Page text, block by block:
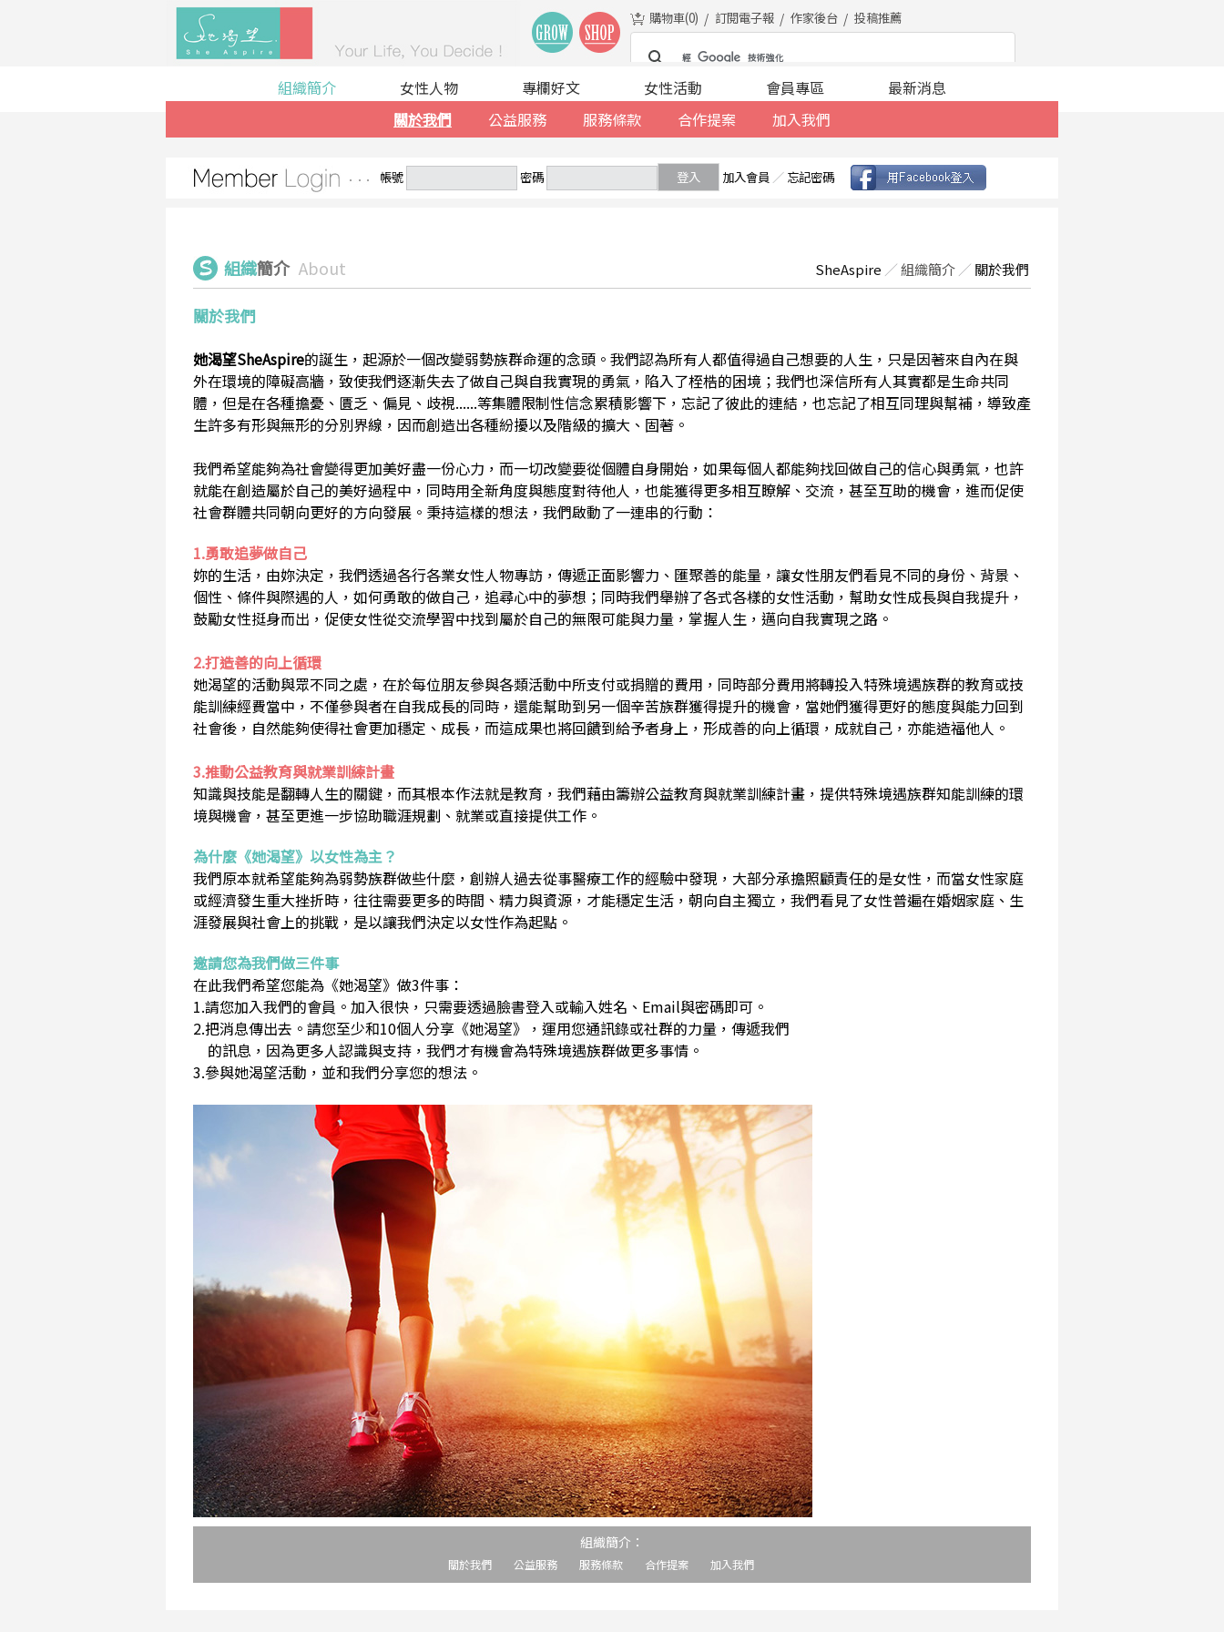
購物車(0) 訂閱電子報 作家後台 投稿推薦
組織簡介
關於我們
公益服務 服務條款 合作提案 加入我們
女性人物 專欄好文 女性活動 會員專區 最新消息
帳號 密碼 登入 加入會員 ／ 忘記密碼
組織簡介 About SheAspire ／組織簡介 ／ 關於我們
關於我們
她渴望SheAspire的誕生，起源於一個改變弱勢族群命運的念頭。我們認為所有人都值得過自己想要的人生，只是因著來自內在與
外在環境的障礙高牆，致使我們逐漸失去了做自己與自我實現的勇氣，陷入了桎梏的困境；我們也深信所有人其實都是生命共同
體，但是在各種擔憂、匱乏、偏見、歧視......等集體限制性信念累積影響下，忘記了彼此的連結，也忘記了相互同理與幫補，導致產
生許多有形與無形的分別界線，因而創造出各種紛擾以及階級的擴大、固著。
我們希望能夠為社會變得更加美好盡一份心力，而一切改變要從個體自身開始，如果每個人都能夠找回做自己的信心與勇氣，也許
就能在創造屬於自己的美好過程中，同時用全新角度與態度對待他人，也能獲得更多相互瞭解、交流，甚至互助的機會，進而促使
社會群體共同朝向更好的方向發展。秉持這樣的想法，我們啟動了一連串的行動：
1.勇敢追夢做自己
妳的生活，由妳決定，我們透過各行各業女性人物專訪，傳遞正面影響力、匯聚善的能量，讓女性朋友們看見不同的身份、背景、
個性、條件與際遇的人，如何勇敢的做自己，追尋心中的夢想；同時我們舉辦了各式各樣的女性活動，幫助女性成長與自我提升，
鼓勵女性挺身而出，促使女性從交流學習中找到屬於自己的無限可能與力量，掌握人生，邁向自我實現之路。
2.打造善的向上循環
她渴望的活動與眾不同之處，在於每位朋友參與各類活動中所支付或捐贈的費用，同時部分費用將轉投入特殊境遇族群的教育或技
能訓練經費當中，不僅參與者在自我成長的同時，還能幫助到另一個辛苦族群獲得提升的機會，當她們獲得更好的態度與能力回到
社會後，自然能夠使得社會更加穩定、成長，而這成果也將回饋到給予者身上，形成善的向上循環，成就自己，亦能造福他人。
3.推動公益教育與就業訓練計畫
知識與技能是翻轉人生的關鍵，而其根本作法就是教育，我們藉由籌辦公益教育與就業訓練計畫，提供特殊境遇族群知能訓練的環
境與機會，甚至更進一步協助職涯規劃、就業或直接提供工作。
為什麼《她渴望》以女性為主？
我們原本就希望能夠為弱勢族群做些什麼，創辦人過去從事醫療工作的經驗中發現，大部分承擔照顧責任的是女性，而當女性家庭
或經濟發生重大挫折時，往往需要更多的時間、精力與資源，才能穩定生活，朝向自主獨立，我們看見了女性普遍在婚姻家庭、生
涯發展與社會上的挑戰，是以讓我們決定以女性作為起點。
邀請您為我們做三件事
在此我們希望您能為《她渴望》做3件事：
1.請您加入我們的會員。加入很快，只需要透過臉書登入或輸入姓名、Email與密碼即可。
2.把消息傳出去。請您至少和10個人分享《她渴望》，運用您通訊錄或社群的力量，傳遞我們
的訊息，因為更多人認識與支持，我們才有機會為特殊境遇族群做更多事情。
3.參與她渴望活動，並和我們分享您的想法。
組織簡介：
關於我們 公益服務 服務條款 合作提案 加入我們